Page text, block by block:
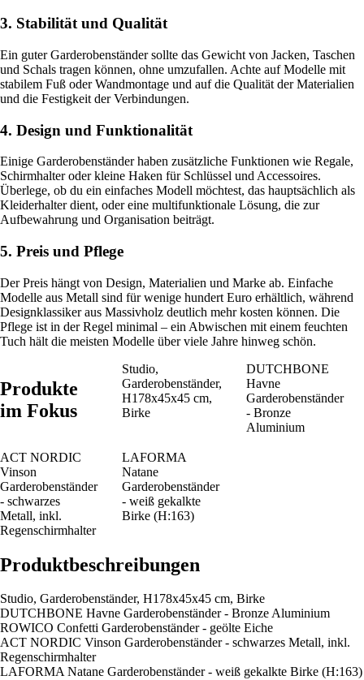
3. Stabilität und Qualität
Ein guter Garderobenständer sollte das Gewicht von Jacken, Taschen
und Schals tragen können, ohne umzufallen. Achte auf Modelle mit
stabilem Fuß oder Wandmontage und auf die Qualität der Materialien
und die Festigkeit der Verbindungen.
4. Design und Funktionalität
Einige Garderobenständer haben zusätzliche Funktionen wie Regale,
Schirmhalter oder kleine Haken für Schlüssel und Accessoires.
Überlege, ob du ein einfaches Modell möchtest, das hauptsächlich als
Kleiderhalter dient, oder eine multifunktionale Lösung, die zur
Aufbewahrung und Organisation beiträgt.
5. Preis und Pflege
Der Preis hängt von Design, Materialien und Marke ab. Einfache
Modelle aus Metall sind für wenige hundert Euro erhältlich, während
Designklassiker aus Massivholz deutlich mehr kosten können. Die
Pflege ist in der Regel minimal – ein Abwischen mit einem feuchten
Tuch hält die meisten Modelle über viele Jahre hinweg schön.
Produkte
im Fokus
Studio,
Garderobenständer,
H178x45x45 cm,
Birke
DUTCHBONE
Havne
Garderobenständer
- Bronze
Aluminium
ACT NORDIC
Vinson
Garderobenständer
- schwarzes
Metall, inkl.
Regenschirmhalter
LAFORMA
Natane
Garderobenständer
- weiß gekalkte
Birke (H:163)
Produktbeschreibungen
Studio, Garderobenständer, H178x45x45 cm, Birke
DUTCHBONE Havne Garderobenständer - Bronze Aluminium
ROWICO Confetti Garderobenständer - geölte Eiche
ACT NORDIC Vinson Garderobenständer - schwarzes Metall, inkl.
Regenschirmhalter
LAFORMA Natane Garderobenständer - weiß gekalkte Birke (H:163)